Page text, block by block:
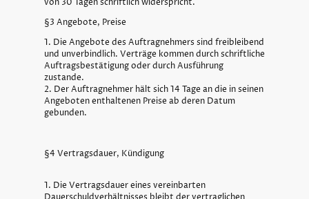
§3 Angebote, Preise
1. Die Angebote des Auftragnehmers sind freibleibend
und unverbindlich. Verträge kommen durch schriftliche
Auftragsbestätigung oder durch Ausführung
zustande.
2. Der Auftragnehmer hält sich 14 Tage an die in seinen
Angeboten enthaltenen Preise ab deren Datum
gebunden.
§4 Vertragsdauer, Kündigung
1. Die Vertragsdauer eines vereinbarten